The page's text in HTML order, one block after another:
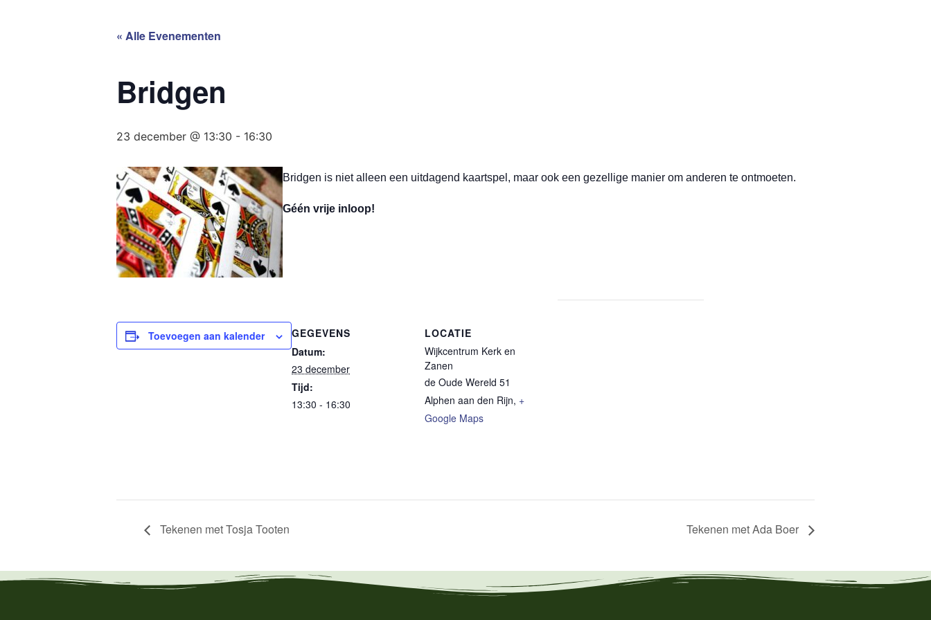
« Alle Evenementen
Bridgen
23 december @ 13:30 - 16:30
Bridgen is niet alleen een uitdagend kaartspel, maar ook een gezellige manier om anderen te ontmoeten.
Géén vrije inloop!
Toevoegen aan kalender
GEGEVENS
Datum:
23 december
Tijd:
13:30 - 16:30
LOCATIE
Wijkcentrum Kerk en
Zanen
de Oude Wereld 51
Alphen aan den Rijn, +
Google Maps
Tekenen met Tosja Tooten Tekenen met Ada Boer